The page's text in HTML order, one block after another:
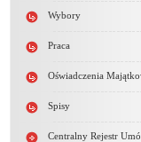
Wybory
Praca
Oświadczenia
Spisy
Centralny Rejestr